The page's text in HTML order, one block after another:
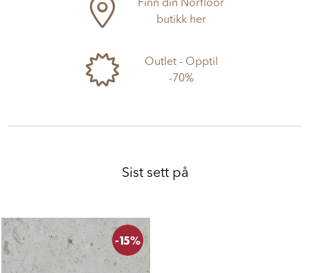
Finn din Norfloor
butikk her
Outlet - Opptil
-70%
Sist sett på
-15%